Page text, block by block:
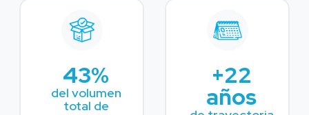
43%
del volumen
total de
+22
años